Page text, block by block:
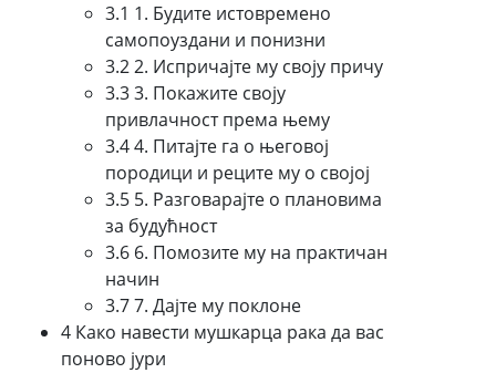
3.1 1. Будите истовремено
самопоуздани и понизни
3.2 2. Испричајте му своју причу
3.3 3. Покажите своју
привлачност према њему
3.4 4. Питајте га о његовој
породици и реците му о својој
3.5 5. Разговарајте о плановима
за будућност
3.6 6. Помозите му на практичан
начин
3.7 7. Дајте му поклоне
4 Како навести мушкарца рака да вас
поново јури